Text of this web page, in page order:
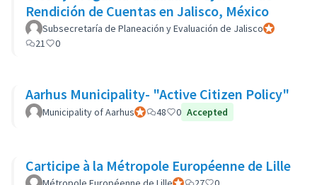
Rendición de Cuentas en Jalisco, México
Subsecretaría de Planeación y Evaluación de JaliscoParticipante
21
0
Aarhus Municipality- "Active Citizen Policy"
Municipality of AarhusParticipante oficial
48 0 Accepted
Carticipe à la Métropole Européenne de Lille